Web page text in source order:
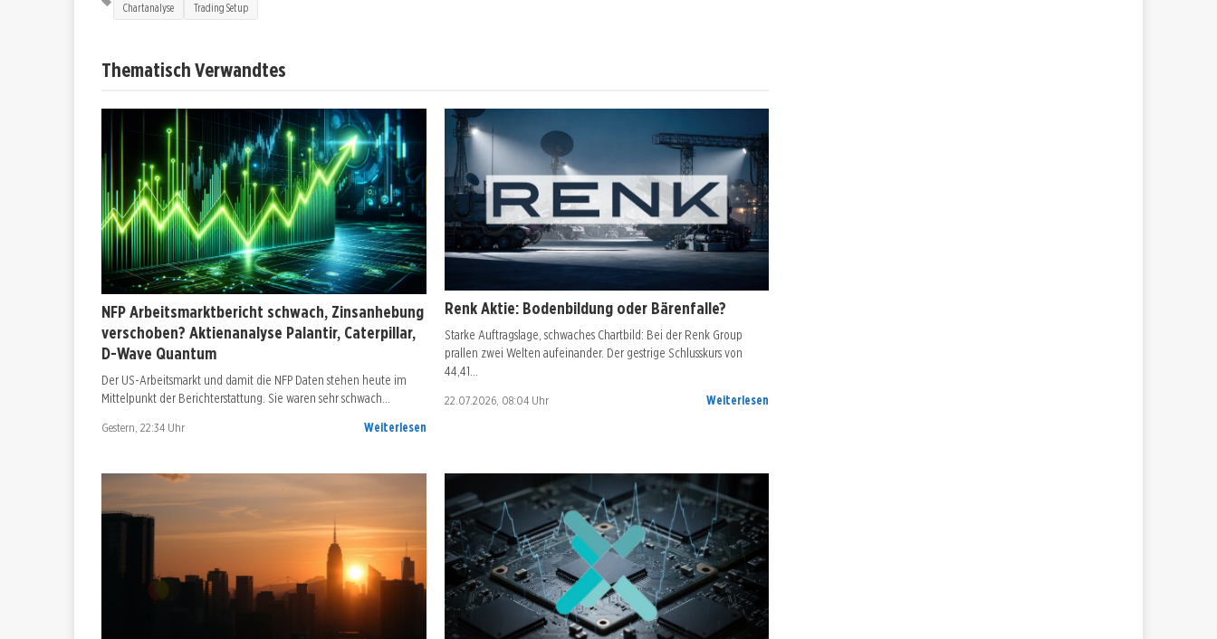
Chartanalyse Trading Setup
Thematisch Verwandtes
NFP Arbeitsmarktbericht schwach, Zinsanhebung
verschoben? Aktienanalyse Palantir, Caterpillar,
D-Wave Quantum
Der US-Arbeitsmarkt und damit die NFP Daten stehen heute im
Mittelpunkt der Berichterstattung. Sie waren sehr schwach…
Gestern, 22:34 Uhr Weiterlesen
Renk Aktie: Bodenbildung oder Bärenfalle?
Starke Auftragslage, schwaches Chartbild: Bei der Renk Group
prallen zwei Welten aufeinander. Der gestrige Schlusskurs von
44,41…
22.07.2026, 08:04 Uhr Weiterlesen